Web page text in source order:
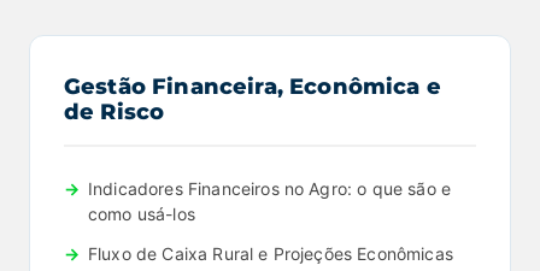
Gestão Financeira, Econômica e
de Risco
Indicadores Financeiros no Agro: o que são e
como usá-los
Fluxo de Caixa Rural e Projeções Econômicas